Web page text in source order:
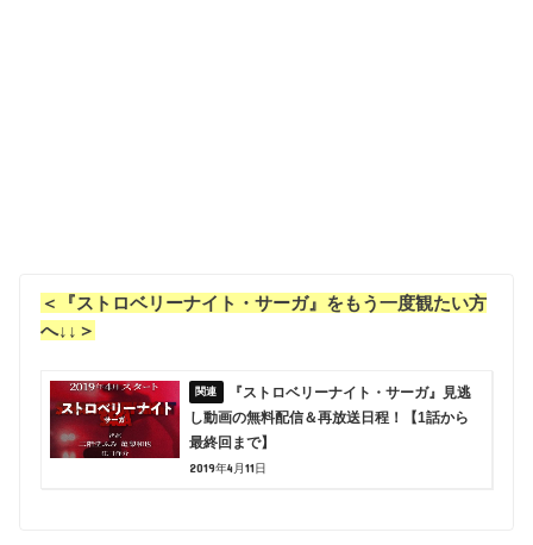
＜『ストロベリーナイト・サーガ』をもう一度観たい方
へ↓↓＞
『ストロベリーナイト・サーガ』見逃
し動画の無料配信＆再放送日程！【1話から
最終回まで】
2019年4月11日